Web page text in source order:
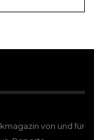
von und für